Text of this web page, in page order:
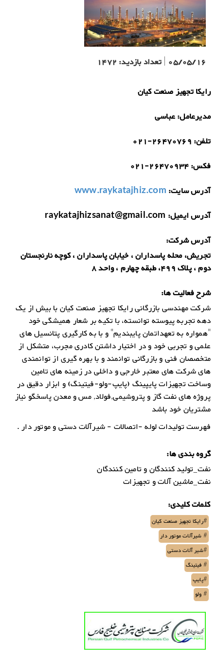
05/05/16
|تعداد بازدید: 1472
رایکا تجهیز صنعت کیان
مدیرعامل:عباسی
تلفن: 021-26470769
فکس:021-26470934
آدرس سایت: www.raykatajhiz.com
آدرس ایمیل: raykatajhizsanat@gmail.com
آدرس شرکت:
تجریش، محله پاسداران ، خیابان پاسداران ، کوچه نارنجستان
دوم ، پلاک 499، طبقه چهارم ، واحد 8
شرح فعالیت ها:
شرکت مهندسی بازرگانی رایکا تجهیز صنعت کیان با بیش از یک
دهه تجربه پیوسته توانسته، با تکیه بر شعار همیشگی خود
"همواره به تعهداتمان پایبندیم" و با به کارگیری پتانسیل های
علمی و تجربی خود و در اختیار داشتن کادری مجرب، متشکل از
متخصصان فنی و بازرگانی توانمند و با بهره گیری از توانمندی
های شرکت های معتبر خارجی و داخلی در زمینه های تامین
وساخت تجهیزات پایپینگ (پایپ-ولو-فیتینگ) و ابزار دقیق در
پروژه های نفت گاز و پتروشیمی,فولاد, مس و معدن پاسخگو نیاز
مشتریان خود باشد
فهرست تولیدات لوله -اتصالات - شیرآلات دستی و موتور دار .
گروه بندی ها:
نفت_تولید کنندگان و تامین کنندگان
نفت_ماشین آلات و تجهیزات
کلمات کلیدی:
#رایکا تجهیز صنعت کیان
# شیرآلات موتور دار
#شیر آلات دستی
# فیتینگ
#پایپ
# ولو